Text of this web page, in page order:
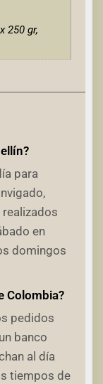
250 gr,
para
en
domingos
Colombia?
pedidos
banco
al día
tiempos de